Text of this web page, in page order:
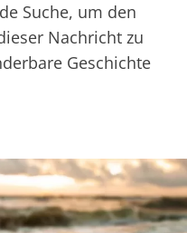
Suche, um den
Nachricht zu
Geschichte